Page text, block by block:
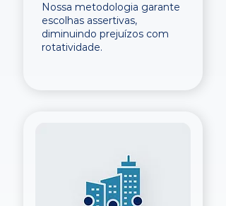
Nossa metodologia garante
escolhas assertivas,
diminuindo prejuízos com
rotatividade.